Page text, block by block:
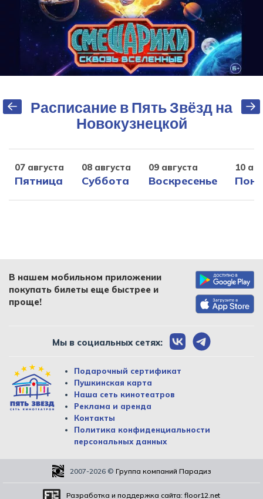
Расписание в Пять Звёзд на
Новокузнецкой
07 августа
Пятница
08 августа
Суббота
09 августа
Воскресенье
10
В нашем мобильном приложении
покупать билеты еще быстрее и
проще!
Мы в социальных сетях:
Подарочный сертификат
Пушкинская карта
Наша сеть кинотеатров
Реклама и аренда
Контакты
Политика конфиденциальности
персональных данных
2007-2026 © Группа компаний Парадиз
Разработка и поддержка сайта: floor12.net